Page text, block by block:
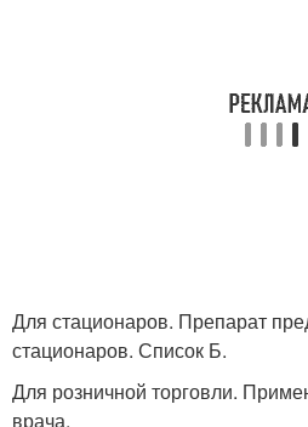
Для стационаров. Препарат
стационаров. Список Б.
Для розничной торговли.
врача.